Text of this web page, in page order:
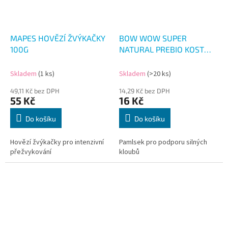
MAPES HOVĚZÍ ŽVÝKAČKY
100G
Skladem (1 ks)
49,11 Kč bez DPH
55 Kč
Do košíku
Hovězí žvýkačky pro intenzivní
přežvykování
BOW WOW SUPER
NATURAL PREBIO KOST
Skladem (>20 ks)
14,29 Kč bez DPH
16 Kč
Do košíku
Pamlsek pro podporu silných
kloubů